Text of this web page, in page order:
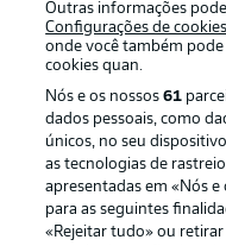
Publicidade
Outras informações
Configurações de
onde você também
cookies quan.
Nós e os nossos61
dados pessoais, como
únicos, no seu
as tecnologias de
apresentadas em «Nós
para as seguintes
«Rejeitar tudo» ou